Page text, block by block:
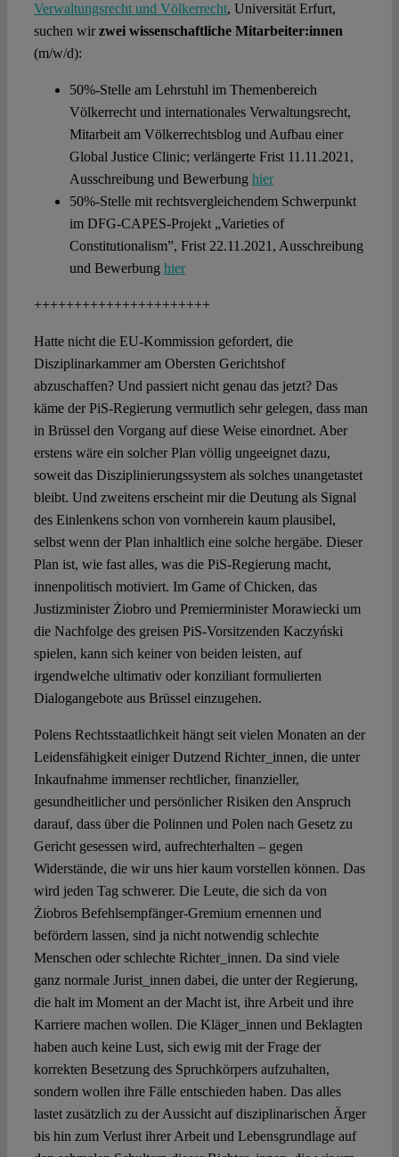
Verwaltungsrecht und Völkerrecht, Universität Erfurt,
suchen wirzwei wissenschaftliche Mitarbeiter:innen
(m/w/d):
50%-Stelle am Lehrstuhl im Themenbereich
Völkerrecht und internationales Verwaltungsrecht,
Mitarbeit am Völkerrechtsblog und Aufbau einer
Global Justice Clinic; verlängerte Frist 11.11.2021,
Ausschreibung und Bewerbung hier
50%-Stelle mit rechtsvergleichendem Schwerpunkt
im DFG-CAPES-Projekt „Varieties of
Constitutionalism”, Frist 22.11.2021, Ausschreibung
und Bewerbung hier
++++++++++++++++++++++
Hatte nicht die EU-Kommission gefordert, die
Disziplinarkammer am Obersten Gerichtshof
abzuschaffen? Und passiert nicht genau das jetzt? Das
käme der PiS-Regierung vermutlich sehr gelegen, dass man
in Brüssel den Vorgang auf diese Weise einordnet. Aber
erstens wäre ein solcher Plan völlig ungeeignet dazu,
soweit das Disziplinierungssystem als solches unangetastet
bleibt. Und zweitens erscheint mir die Deutung als Signal
des Einlenkens schon von vornherein kaum plausibel,
selbst wenn der Plan inhaltlich eine solche hergäbe. Dieser
Plan ist, wie fast alles, was die PiS-Regierung macht,
innenpolitisch motiviert. Im Game of Chicken, das
Justizminister Żiobro und Premierminister Morawiecki um
die Nachfolge des greisen PiS-Vorsitzenden Kaczyński
spielen, kann sich keiner von beiden leisten, auf
irgendwelche ultimativ oder konziliant formulierten
Dialogangebote aus Brüssel einzugehen.
Polens Rechtsstaatlichkeit hängt seit vielen Monaten an der
Leidensfähigkeit einiger Dutzend Richter_innen, die unter
Inkaufnahme immenser rechtlicher, finanzieller,
gesundheitlicher und persönlicher Risiken den Anspruch
darauf, dass über die Polinnen und Polen nach Gesetz zu
Gericht gesessen wird, aufrechterhalten – gegen
Widerstände, die wir uns hier kaum vorstellen können. Das
wird jeden Tag schwerer. Die Leute, die sich da von
Żiobros Befehlsempfänger-Gremium ernennen und
befördern lassen, sind ja nicht notwendig schlechte
Menschen oder schlechte Richter_innen. Da sind viele
ganz normale Jurist_innen dabei, die unter der Regierung,
die halt im Moment an der Macht ist, ihre Arbeit und ihre
Karriere machen wollen. Die Kläger_innen und Beklagten
haben auch keine Lust, sich ewig mit der Frage der
korrekten Besetzung des Spruchkörpers aufzuhalten,
sondern wollen ihre Fälle entschieden haben. Das alles
lastet zusätzlich zu der Aussicht auf disziplinarischen Ärger
bis hin zum Verlust ihrer Arbeit und Lebensgrundlage auf